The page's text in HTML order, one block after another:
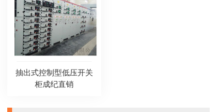
抽出式控制型低压开关
柜成纪直销